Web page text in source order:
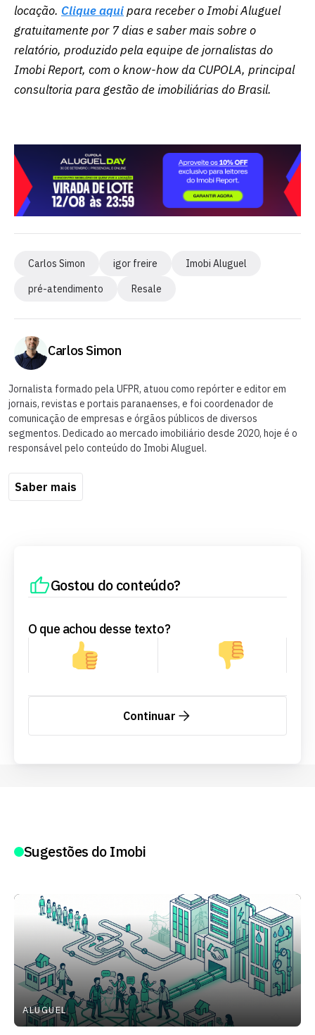
locação. Clique aquipara receber o Imobi Aluguel
gratuitamente por 7 dias e saber mais sobre o
relatório, produzido pela equipe de jornalistas do
Imobi Report, com o know-how da CUPOLA, principal
consultoria para gestão de imobiliárias do Brasil.
Carlos Simon igor freire
Imobi Aluguel
pré-atendimento
Resale
Carlos Simon
Jornalista formado pela UFPR, atuou como repórter e editor em
jornais, revistas e portais paranaenses, e foi coordenador de
comunicação de empresas e órgãos públicos de diversos
segmentos. Dedicado ao mercado imobiliário desde 2020, hoje é o
responsável pelo conteúdo do Imobi Aluguel.
Saber mais
Gostou do conteúdo?
O que achou desse texto?
Continuar
Sugestões do Imobi
ALUGUEL